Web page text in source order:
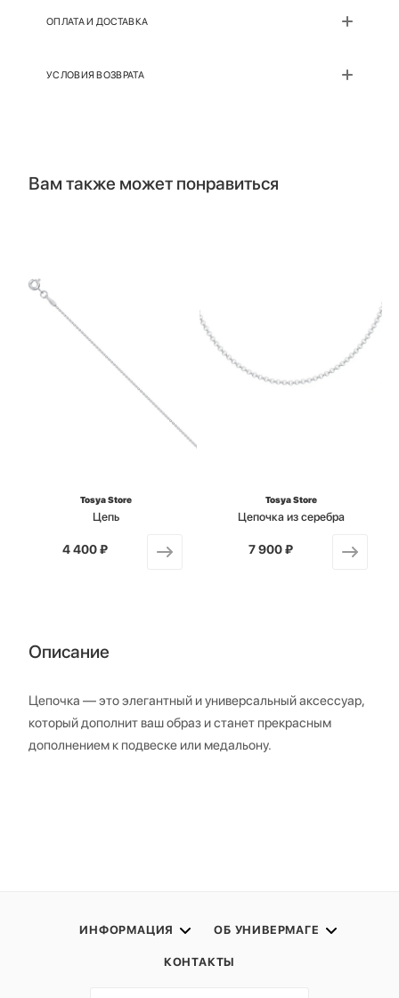
ОПЛАТА И ДОСТАВКА
УСЛОВИЯ ВОЗВРАТА
Вам также может понравиться
Tosya Store
Цепь
от
4 400 ₽
Tosya Store
Цепочка из серебра
от
7 900 ₽
Описание
Цепочка — это элегантный и универсальный аксессуар,
который дополнит ваш образ и станет прекрасным
дополнением к подвеске или медальону.
ИНФОРМАЦИЯ ОБ УНИВЕРМАГЕ
КОНТАКТЫ